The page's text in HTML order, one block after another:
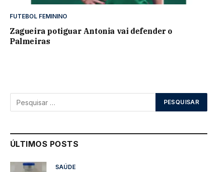
FUTEBOL FEMININO
Zagueira potiguar Antonia vai defender o
Palmeiras
ÚLTIMOS POSTS
SAÚDE